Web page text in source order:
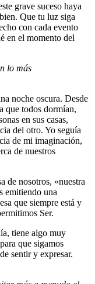
grave suceso haya
Que tu luz siga
con cada evento
en el momento del
lo más
noche oscura. Desde
que todos dormían,
en sus casas,
del otro. Yo seguía
de mi imaginación,
de nuestros
de nosotros, «nuestra
emitiendo una
que siempre está y
Ser.
tiene algo muy
que sigamos
sentir y expresar.